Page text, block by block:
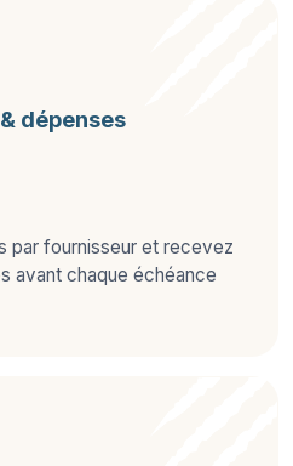
dépenses
par fournisseur et recevez
avant chaque échéance